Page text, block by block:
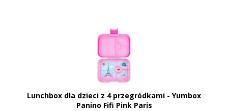
Lunchbox dla dzieci z 4 przegródkami - Yumbox
Panino Fifi Pink Paris